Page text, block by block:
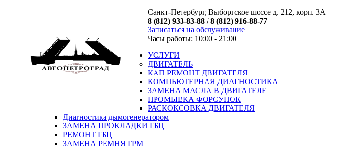
Санкт-Петербург, Выборгское шоссе д. 212, корп. 3А
8 (812) 933-83-88 / 8 (812) 916-88-77
Записаться на обслуживание
Часы работы: 10:00 - 21:00
УСЛУГИ
ДВИГАТЕЛЬ
КАП РЕМОНТ ДВИГАТЕЛЯ
КОМПЬЮТЕРНАЯ ДИАГНОСТИКА
ЗАМЕНА МАСЛА В ДВИГАТЕЛЕ
ПРОМЫВКА ФОРСУНОК
РАСКОКСОВКА ДВИГАТЕЛЯ
Диагностика дымогенератором
ЗАМЕНА ПРОКЛАДКИ ГБЦ
РЕМОНТ ГБЦ
ЗАМЕНА РЕМНЯ ГРМ